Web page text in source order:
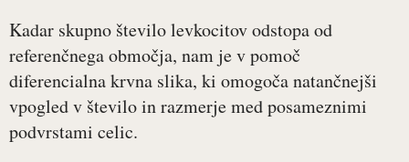
Kadar skupno število levkocitov odstopa od
referenčnega območja, nam je v pomoč
diferencialna krvna slika, ki omogoča natančnejši
vpogled v število in razmerje med posameznimi
podvrstami celic.